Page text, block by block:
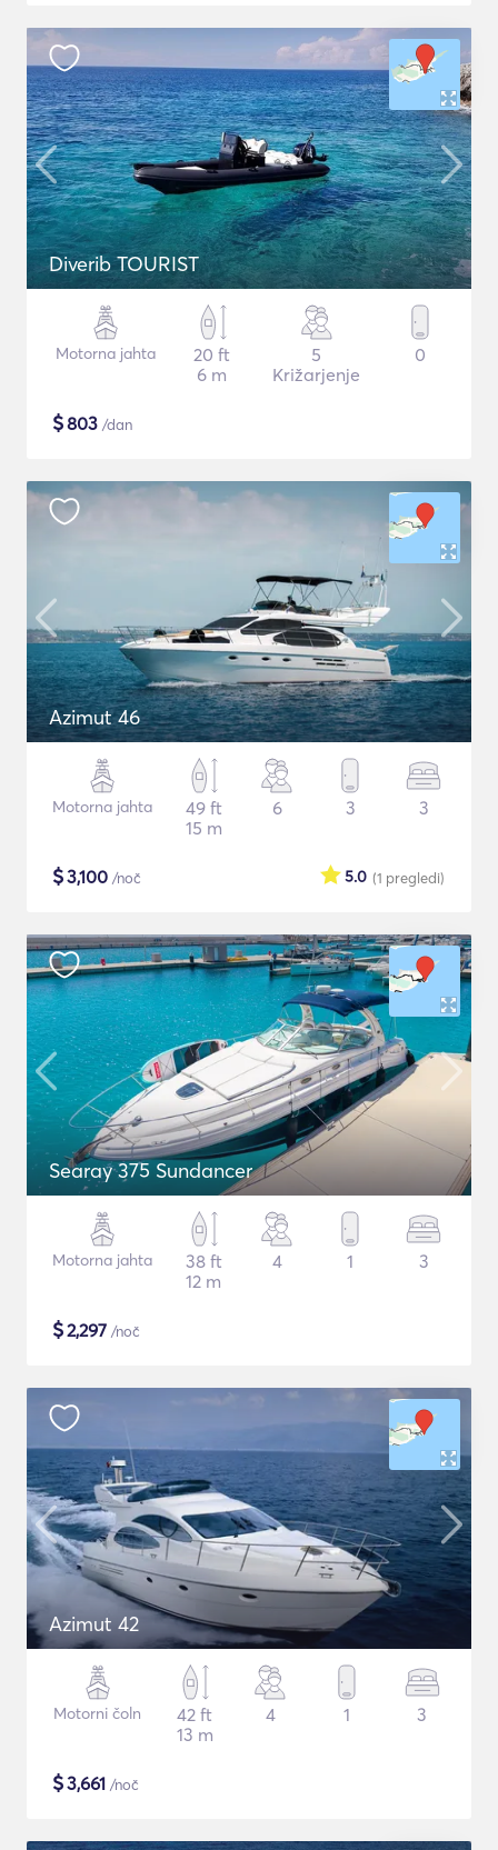
Diverib TOURIST
Motorna jahta
20 ft
6 m
5
Križarjenje
0
$803 /dan
Azimut 46
Motorna jahta
49 ft
15 m
6 3 3
$3,100 /noč (1 pregledi)
5.0
Searay 375 Sundancer
Motorna jahta
38 ft
12 m
4 1 3
$2,297 /noč
Azimut 42
Motorni čoln
42 ft
13 m
4 1 3
$3,661 /noč